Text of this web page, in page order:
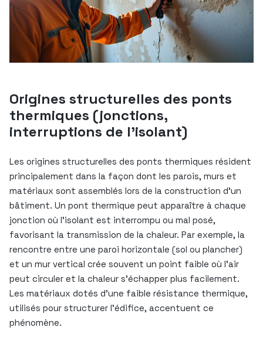
Origines structurelles des ponts
thermiques (jonctions,
interruptions de l’isolant)
Les origines structurelles des ponts thermiques résident
principalement dans la façon dont les parois, murs et
matériaux sont assemblés lors de la construction d’un
bâtiment. Un pont thermique peut apparaître à chaque
jonction où l’isolant est interrompu ou mal posé,
favorisant la transmission de la chaleur. Par exemple, la
rencontre entre une paroi horizontale (sol ou plancher)
et un mur vertical crée souvent un point faible où l’air
peut circuler et la chaleur s’échapper plus facilement.
Les matériaux dotés d’une faible résistance thermique,
utilisés pour structurer l’édifice, accentuent ce
phénomène.